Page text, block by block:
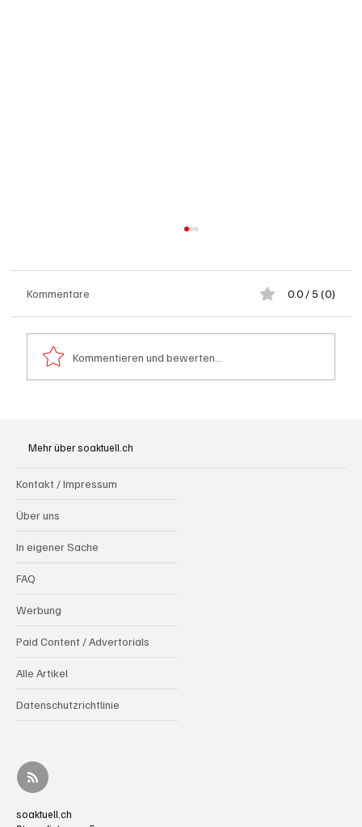
Kommentare 0.0 / 5 (0)
Kommentieren und bewerten...
Mehr über soaktuell.ch
Kontakt / Impressum
Über uns
In eigener Sache
FAQ
Werbung
Paid Content / Advertorials
Alle Artikel
Datenschutzrichtlinie
soaktuell.ch